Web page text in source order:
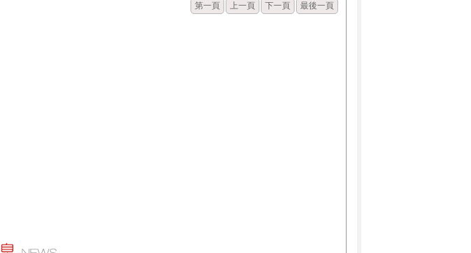
第一頁 上一頁 下一頁 最後一頁